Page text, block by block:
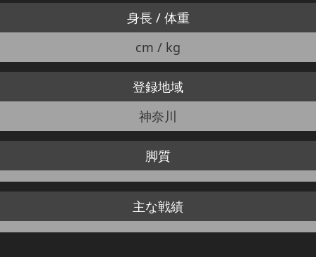
身長 / 体重
cm / kg
登録地域
神奈川
脚質
主な戦績